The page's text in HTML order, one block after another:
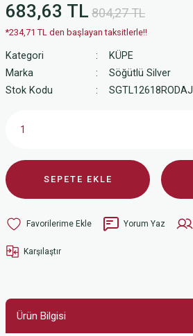
683,63 TL 804,27 TL
*234,71 TL den başlayan taksitlerle!!
Kategori
KÜPE
Marka
Söğütlü Silver
Stok Kodu
SGTL12618RODAJ
SEPETE EKLE
Yorum Yaz
Karşılaştır
Ürün Bilgisi